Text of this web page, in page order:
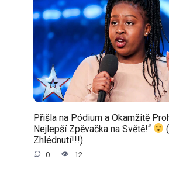
Přišla na Pódium a Okamžitě
Nejlepší Zpěvačka na Světě!“
Zhlédnutí!!!)
0 12